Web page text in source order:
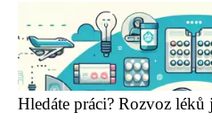
Hledáte práci? Rozvoz léků